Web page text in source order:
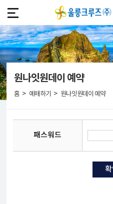
원나잇원데이 예약
홈 > 예매하기 > 원나잇원데이 예약
패스워드